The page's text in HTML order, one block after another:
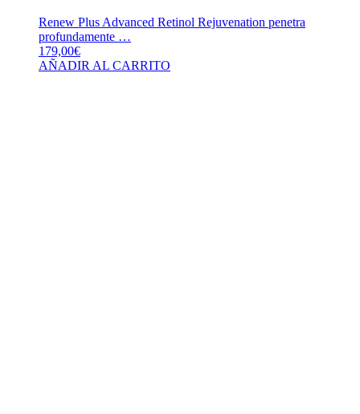
Renew Plus Advanced Retinol Rejuvenation penetra
profundamente …
179,00€
AÑADIR AL CARRITO